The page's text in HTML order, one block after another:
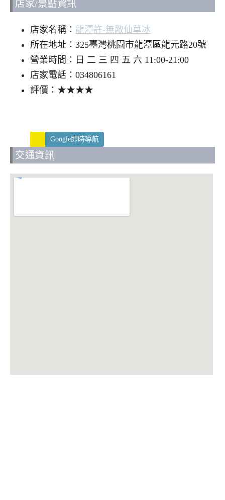
店家/景點資訊
店家名稱： 龍潭許-無敵仙草冰
所在地址：325臺灣桃園市龍潭區龍元路20號
營業時間：日 二 三 四 五 六 11:00-21:00
店家電話：034806161
評價：★★★★
Google即時導航
交通資訊